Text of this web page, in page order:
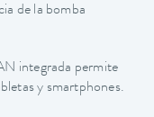
de la bomba
integrada permite
y smartphones.